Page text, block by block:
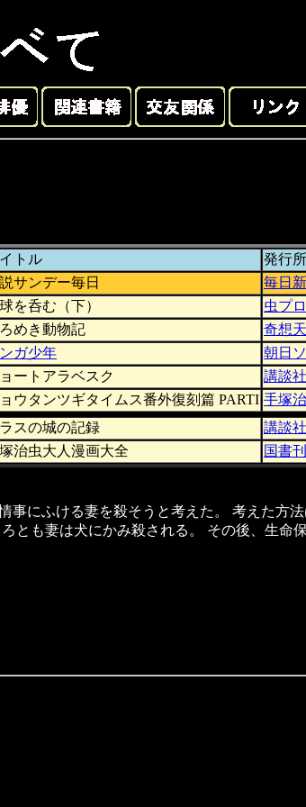
トル 発行所
サンデー毎日 毎日
を呑む（下） 虫プ
めき動物記 奇想
ガ少年 朝日
ートアラベスク 講談社
ウタンツギタイムス番外復刻篇 PARTI 手塚
スの城の記録 講談社
治虫大人漫画大全 国書
事にふける妻を殺そうと考えた。 考えた
とも妻は犬にかみ殺される。 その後、生